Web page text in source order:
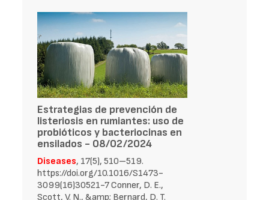
Estrategias de prevención de
listeriosis en rumiantes: uso de
probióticos y bacteriocinas en
ensilados - 08/02/2024
Diseases, 17(5), 510–519.
https://doi.org/10.1016/S1473-
3099(16)30521-7 Conner, D. E.,
Scott, V. N., &amp; Bernard, D. T.